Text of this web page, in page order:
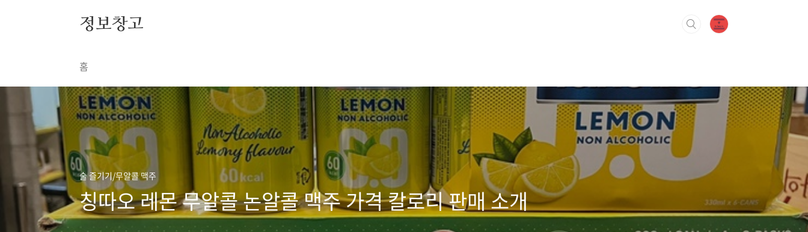
정보창고
홈
술 즐기기/무알콜 맥주
칭따오 레몬 무알콜 논알콜 맥주 가격 칼로리 판매 소개